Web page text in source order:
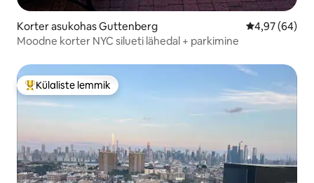
Korter asukohas Guttenberg Keskmine
4,97 (64)
Moodne korter NYC silueti lähedal + parkimine
Külaliste suur lemmik
Külaliste lemmik